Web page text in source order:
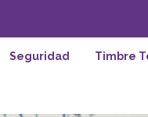
Seguridad Timbre